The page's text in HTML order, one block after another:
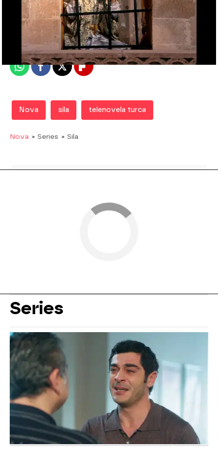
Nova
Madrid
Publicado: 01 de diciembre de 2018, 12:02
WhatsappFacebook
X Flipboard
Nova sila telenovela turca
Nova » Series » Sila
Series